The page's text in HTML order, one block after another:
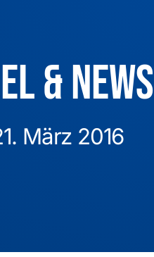
& News
März 2016